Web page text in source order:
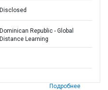
Disclosed
Dominican Republic - Global
Distance Learning
Подробнее